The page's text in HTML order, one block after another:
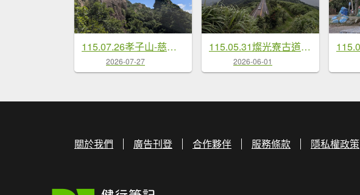
115.07.26孝子山-慈母峰-嶺腳瀑布-望谷瀑布之旅
2026-07-27
115.05.31燦光寮古道-草山-不厭亭之旅
2026-06-01
關於我們 廣告刊登 合作夥伴 服務條款 隱私權政策